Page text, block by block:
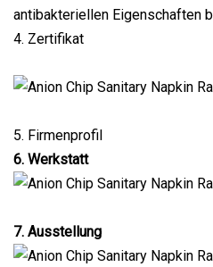
antibakteriellen Eigenschaften
4. Zertifikat
5. Firmenprofil
6. Werkstatt
7. Ausstellung